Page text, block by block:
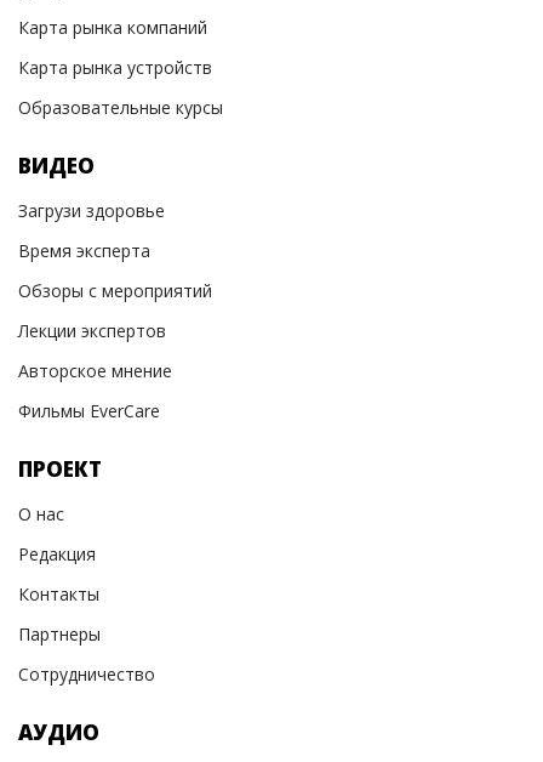
Карта рынка компаний
Карта рынка устройств
Образовательные курсы
ВИДЕО
Загрузи здоровье
Время эксперта
Обзоры с мероприятий
Лекции экспертов
Авторское мнение
Фильмы EverCare
ПРОЕКТ
О нас
Редакция
Контакты
Партнеры
Сотрудничество
АУДИО